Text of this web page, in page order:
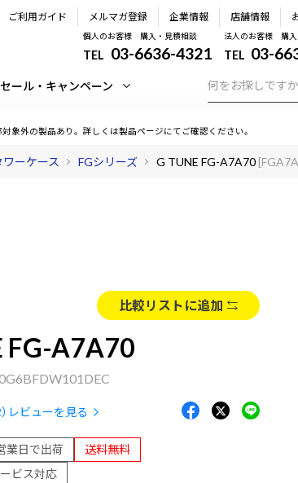
ご利用ガイド メルマガ登録 企業情報 店舗情報
個人のお客様 購入・見積相談
TEL 03-6636-4321
法人のお客様 購入
TEL 03-
セール・キャンペーン
対象外の製品あり。詳しくは製品ページにてご確認ください。
ワーケース FGシリーズ G TUNE FG-A7A70
比較リストに追加
FG-A7A70
）レビューを見る
業日で出荷
送料無料
ビス対応